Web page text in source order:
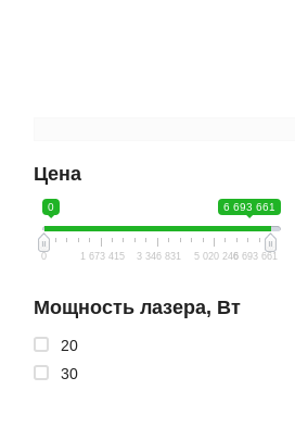
Цена
0 6 693 661
0 1 673 415 3 346 831 5 020 2466 693 661
Мощность лазера, Вт
20
30